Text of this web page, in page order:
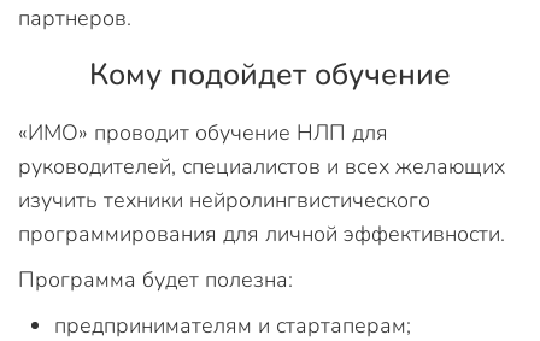
партнеров.
Кому подойдет обучение
«ИМО» проводит обучение НЛП для
руководителей, специалистов и всех желающих
изучить техники нейролингвистического
программирования для личной эффективности.
Программа будет полезна:
предпринимателям и стартаперам;